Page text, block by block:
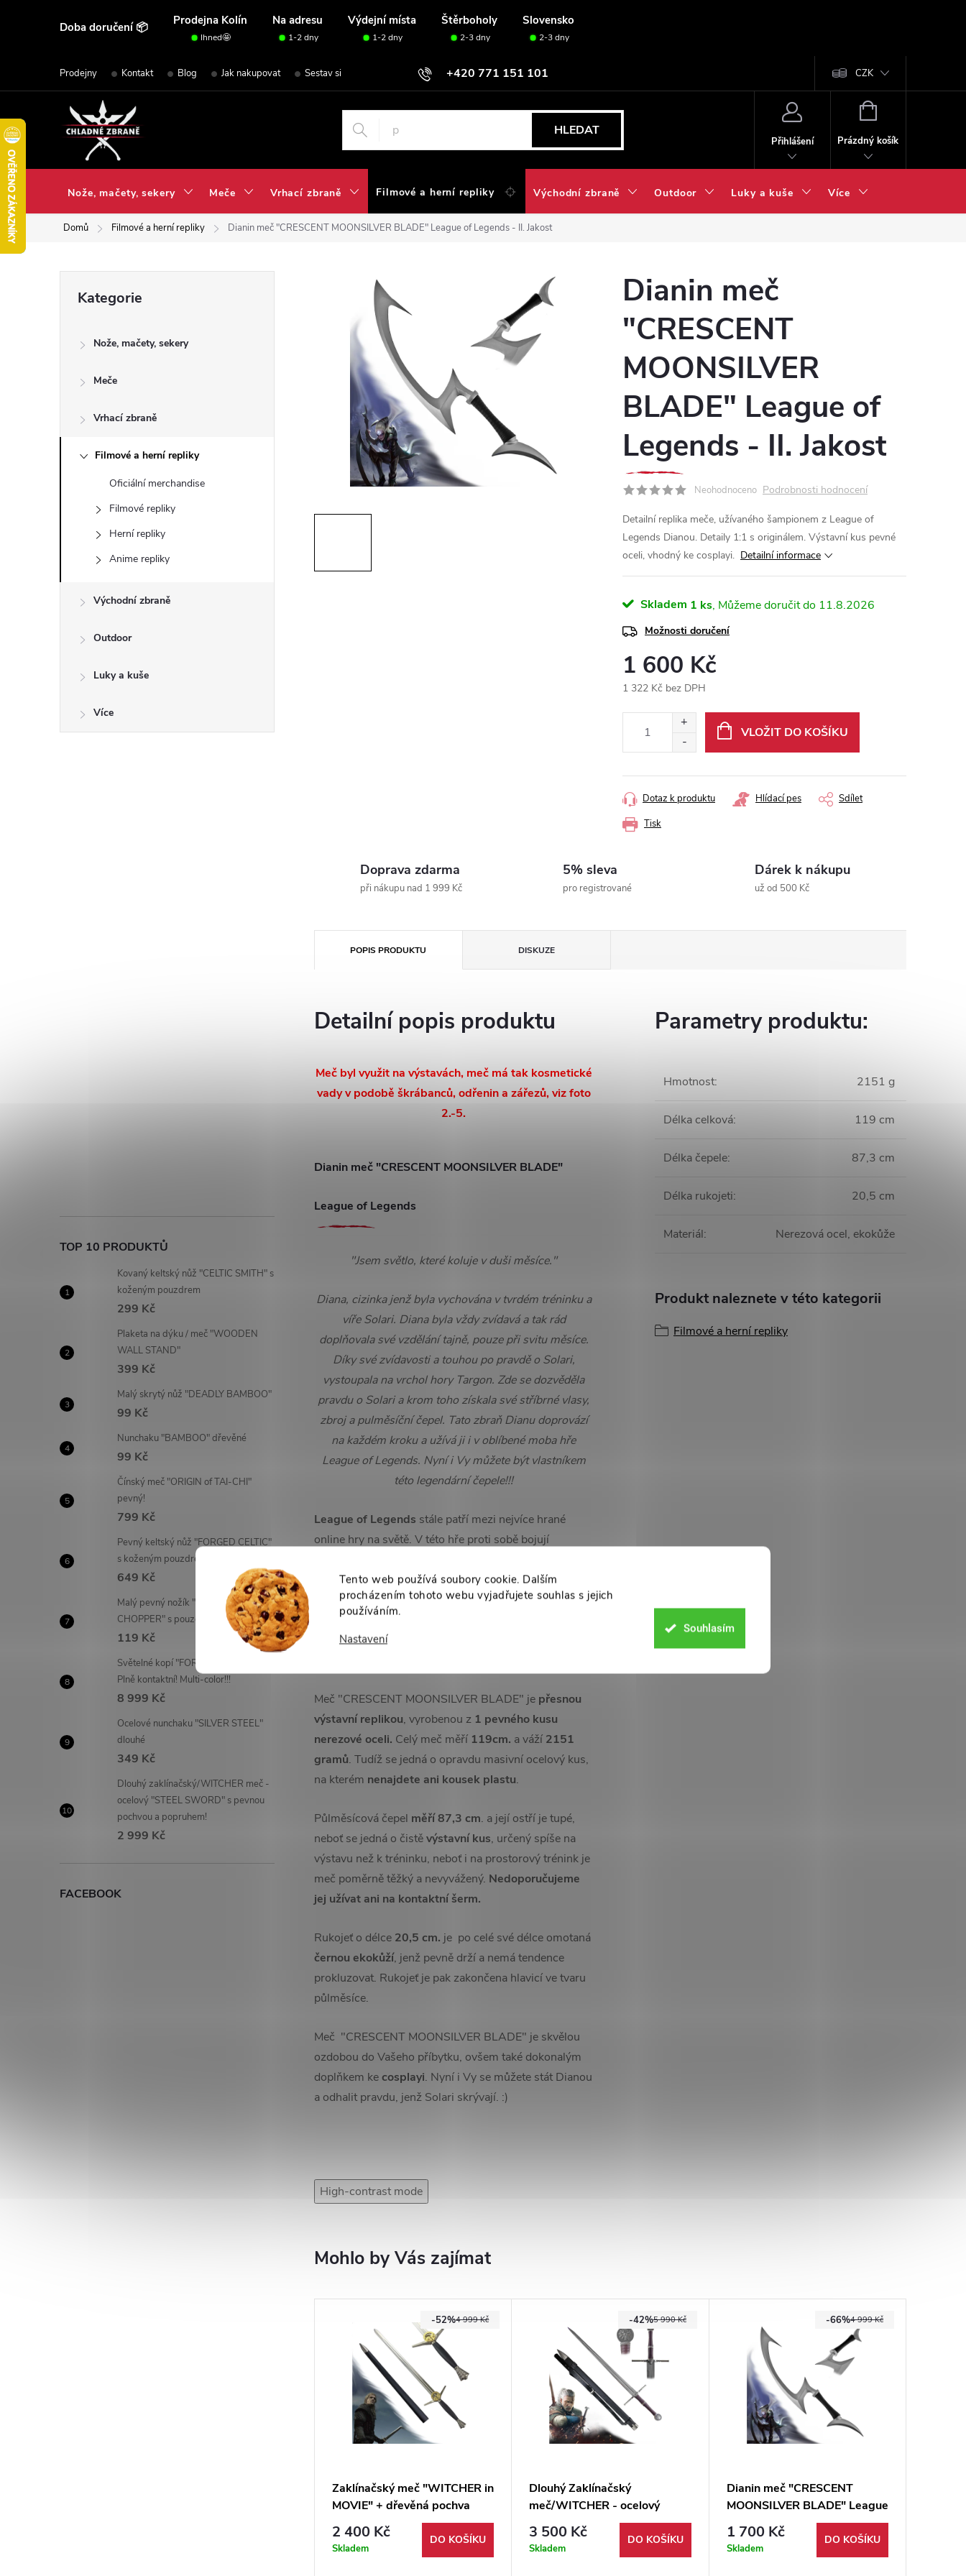
Tento web používá soubory cookie. Dalším
procházením tohoto webu vyjadřujete souhlas s jejich
používáním.
Nastavení
Souhlasím
Doba doručení 📦 Prodejna Kolín Na adresu Výdejní místa Štěrboholy Slovensko
Ihned🤩 1-2 dny 1-2 dny 2-3 dny 2-3 dny
+420 771 151 101
Prodejny Kontakt Blog Jak nakupovat Sestav si svou sadu✅ CZK
HLEDAT
Přihlášení
NÁKUPNÍ
Prázdný košík
Nože, mačety, sekery Meče Vrhací zbraně Filmové a herní repliky Východní zbraně Outdoor Luky a kuše Více
Domů Filmové a herní repliky Dianin meč "CRESCENT MOONSILVER BLADE" League of Legends - II. Jakost
r
í
kategorie
Kategorie
Nože, mačety, sekery
Meče
Vrhací zbraně
Filmové a herní repliky
Oficiální merchandise
Filmové repliky
Herní repliky
Anime repliky
Východní zbraně
Outdoor
Luky a kuše
Více
TOP 10 PRODUKTŮ
Kovaný keltský nůž "CELTIC SMITH" s
koženým pouzdrem
299 Kč
Plaketa na dýku / meč "WOODEN
WALL STAND"
399 Kč
Malý skrytý nůž "DEADLY BAMBOO"
99 Kč
Nunchaku "BAMBOO" dřevěné
99 Kč
Čínský meč "ORIGIN of TAI-CHI"
pevný!
799 Kč
Pevný keltský nůž "FORGED CELTIC"
s koženým pouzdrem
649 Kč
Malý pevný nožík "FINGER
CHOPPER" s pouzdrem
119 Kč
Světelné kopí "FOR THE EMPEROR"
Plně kontaktní! Multi-color!!!
8 999 Kč
Ocelové nunchaku "SILVER STEEL"
dlouhé
349 Kč
Dlouhý zaklínačský/WITCHER meč -
ocelový "STEEL SWORD" s pevnou
pochvou a popruhem!
2 999 Kč
FACEBOOK
Dianin meč
"CRESCENT
MOONSILVER
BLADE" League of
Legends - II. Jakost
Neohodnoceno Podrobnosti hodnocení
Detailní replika meče, užívaného šampionem z League of
Legends Dianou. Detaily 1:1 s originálem. Výstavní kus pevné
oceli, vhodný ke cosplayi. Detailní informace
Skladem 1 ks 11.8.2026
Možnosti doručení
1 600 Kč
1 322 Kč bez DPH
VLOŽIT DO KOŠÍKU
Tisk
Dotaz k produktu Hlídací pes Sdílet
Doprava zdarma
při nákupu nad 1 999 Kč
5% sleva
pro registrované
Dárek k nákupu
už od 500 Kč
POPIS PRODUKTU DISKUZE
Detailní popis produktu
Meč byl využit na výstavách, meč má tak kosmetické
vady v podobě škrábanců, odřenin a zářezů, viz foto
2.-5.
Dianin meč "CRESCENT MOONSILVER BLADE"
League of Legends
"Jsem světlo, které koluje v duši měsíce."
Diana, cizinka jenž byla vychována v tvrdém tréninku a
víře Solari. Diana byla vždy zvídavá a tak rád
doplňovala své vzdělání tajně, pouze při svitu měsíce.
Díky své zvídavosti a touhou po pravdě o Solari,
vystoupala na vrchol hory Targon. Zde se dozvěděla
pravdu o Solari a krom toho získala své stříbrné vlasy,
zbroj a pulměsíční čepel. Tato zbraň Dianu doprovází
na každém kroku a užívá ji i v oblíbené moba hře
League of Legends. Nyní i Vy můžete být vlastníkem
této legendární čepele!!!
League of Legends stále patří mezi nejvíce hrané
online hry na světě. V této hře proti sobě bojují
druhy zbraní. Mezi nimi se nachází iDiana, jenž se
ohání velkým mečem, zvaným "CRESCENT
MOONSILVER BLADE". Tento meč je však nyní
dostupný i pro Vás!
Meč "CRESCENT MOONSILVER BLADE" je přesnou
výstavní replikou, vyrobenou z 1 pevného kusu
nerezové oceli. Celý meč měří 119cm. a váží 2151
gramů. Tudíž se jedná o opravdu masivní ocelový kus,
na kterém nenajdete ani kousek plastu.
Půlměsícová čepel měří 87,3 cm. a její ostří je tupé,
neboť se jedná o čistěvýstavní kus, určený spíše na
výstavu než k tréninku, neboť i na prostorový trénink je
meč poměrně těžký a nevyvážený. Nedoporučujeme
jej užívat ani na kontaktní šerm.
Rukojeť o délce 20,5 cm. je po celé své délce omotaná
černou ekokůží, jenž pevně drží a nemá tendence
prokluzovat. Rukojeť je pak zakončena hlavicí ve tvaru
půlměsíce.
Meč "CRESCENT MOONSILVER BLADE" je skvělou
ozdobou do Vašeho příbytku, ovšem také dokonalým
doplňkem kecosplayi. Nyní i Vy se můžete stát Dianou
a odhalit pravdu, jenž Solari skrývají. :)
Parametry produktu:
Hmotnost: 2151 g
Délka celková: 119 cm
Délka čepele: 87,3 cm
Délka rukojeti: 20,5 cm
Materiál: Nerezová ocel, ekokůže
Produkt naleznete v této kategorii
Filmové a herní repliky
High-contrast mode
Mohlo by Vás zajímat
4 999 Kč
-52%
Zaklínačský meč "WITCHER in
MOVIE" + dřevěná pochva
ZAKLÍNAČ II. Jakost
2 400 Kč
Skladem
DO KOŠÍKU
5 990 Kč
-42%
Dlouhý Zaklínačský
meč/WITCHER - ocelový
"SWORD ON HUMANS" s
pevnou pochvou a popruhem!
3 500 Kč
Skladem
DO KOŠÍKU
4 999 Kč
-66%
Dianin meč "CRESCENT
MOONSILVER BLADE" League
of Legends
1 700 Kč
Skladem
DO KOŠÍKU